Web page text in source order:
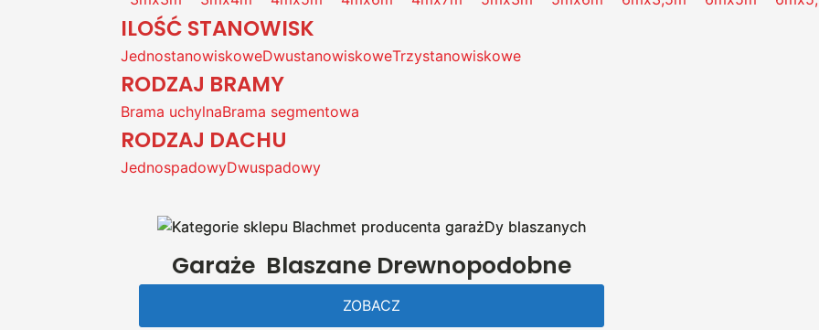
ILOŚĆ STANOWISK
JednostanowiskoweDwustanowiskoweTrzystanowiskowe
RODZAJ BRAMY
Brama uchylnaBrama segmentowa
RODZAJ DACHU
JednospadowyDwuspadowy
Garaże Blaszane Drewnopodobne
ZOBACZ